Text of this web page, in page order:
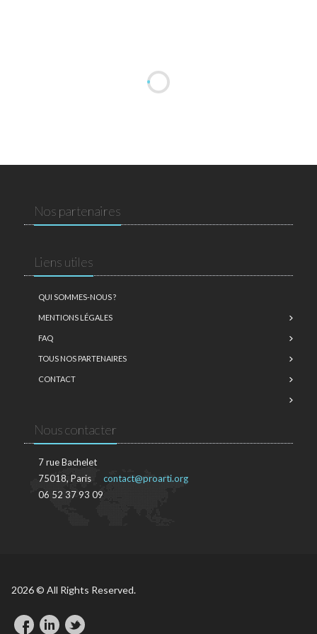
Nos partenaires
Liens utiles
QUI SOMMES-NOUS ?
MENTIONS LÉGALES
FAQ
TOUS NOS PARTENAIRES
CONTACT
Nous contacter
7 rue Bachelet
75018, Paris
06 52 37 93 09
contact@proarti.org
2026 © All Rights Reserved.